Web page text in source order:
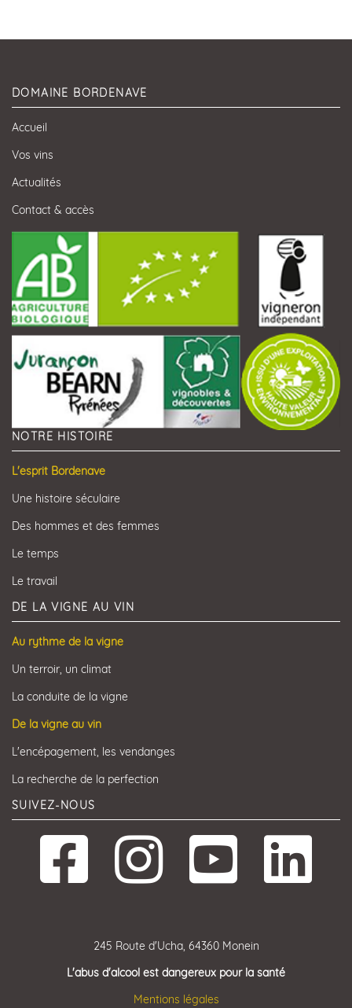
DOMAINE BORDENAVE
Accueil
Vos vins
Actualités
Contact & accès
NOTRE HISTOIRE
L'esprit Bordenave
Une histoire séculaire
Des hommes et des femmes
Le temps
Le travail
DE LA VIGNE AU VIN
Au rythme de la vigne
Un terroir, un climat
La conduite de la vigne
De la vigne au vin
L'encépagement, les vendanges
La recherche de la perfection
SUIVEZ-NOUS
245 Route d'Ucha, 64360 Monein
L'abus d'alcool est dangereux pour la santé
Mentions légales